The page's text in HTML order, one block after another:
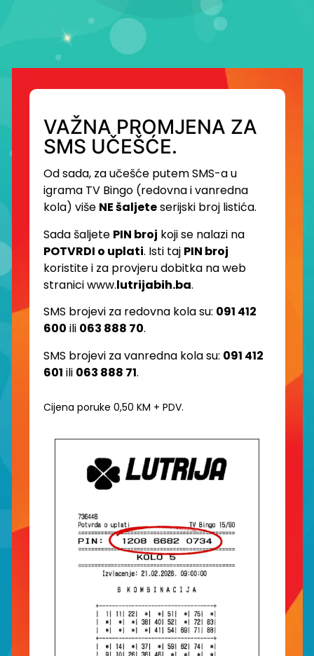
VAŽNA PROMJENA ZA
SMS UČEŠĆE.
Od sada, za učešće putem SMS-a u
igrama TV Bingo (redovna i vanredna
kola) više NE šaljeteserijski broj listića.
Sada šaljete PIN broj koji se nalazi na
POTVRDI o uplati. Isti taj PIN broj
koristite i za provjeru dobitka na web
stranici www.lutrijabih.ba.
SMS brojevi za redovna kola su: 091 412
600 ili 063 888 70.
SMS brojevi za vanredna kola su: 091 412
601 ili 063 888 71.
Cijena poruke 0,50 KM + PDV.